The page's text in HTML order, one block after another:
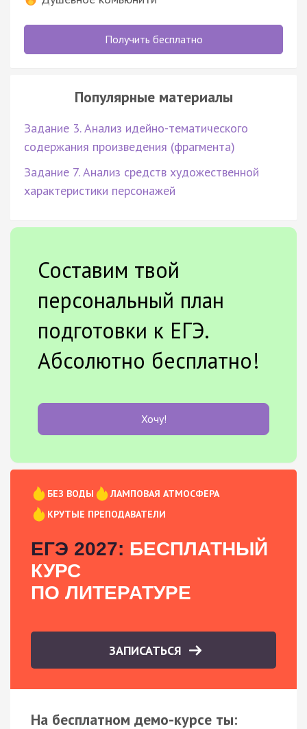
Получить бесплатно
Популярные материалы
Задание 3. Анализ идейно-тематического
содержания произведения (фрагмента)
Задание 7. Анализ средств художественной
характеристики персонажей
Составим твой
персональный план
подготовки к ЕГЭ.
Абсолютно бесплатно!
Хочу!
БЕЗ ВОДЫ
ЛАМПОВАЯ АТМОСФЕРА
КРУТЫЕ ПРЕПОДАВАТЕЛИ
ЕГЭ 2027: БЕСПЛАТНЫЙ
КУРС
ПО ЛИТЕРАТУРЕ
ЗАПИСАТЬСЯ
На бесплатном демо-курсе ты: